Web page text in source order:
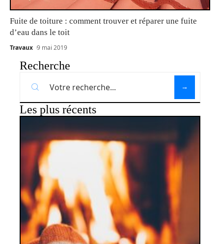
Fuite de toiture : comment trouver et réparer une fuite
d’eau dans le toit
Travaux 9 mai 2019
Recherche
Les plus récents